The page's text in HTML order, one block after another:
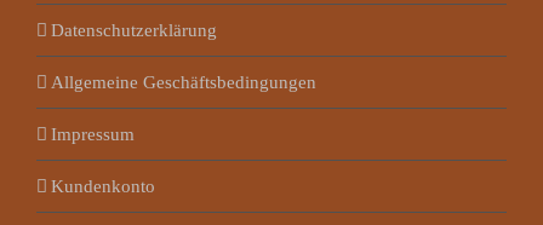
Datenschutzerklärung
Allgemeine Geschäftsbedingungen
Impressum
Kundenkonto